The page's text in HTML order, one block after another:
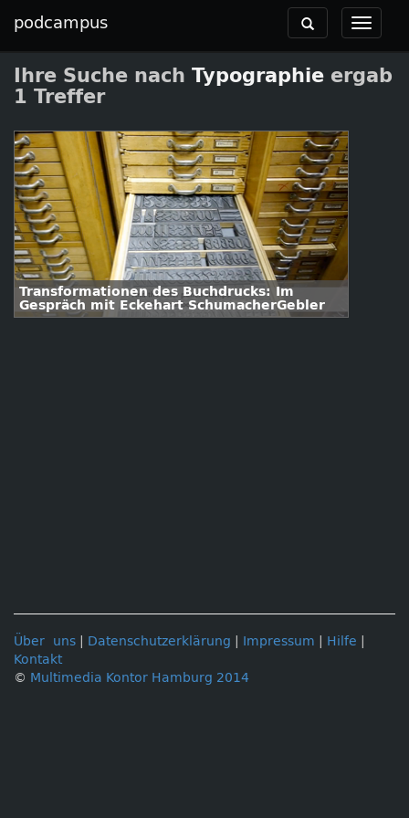
podcampus
Toggle
Toggle
navigation
Ihre Suche nach Typographie ergab
1 Treffer
Transformationen des Buchdrucks: Im
Gespräch mit Eckehart SchumacherGebler
Über uns Datenschutzerklärung Impressum Hilfe
Kontakt
© Multimedia Kontor Hamburg 2014